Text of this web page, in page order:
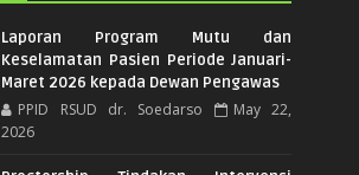
Laporan Program Mutu dan
Keselamatan Pasien Periode Januari-
Maret 2026 kepada Dewan Pengawas
PPID RSUD dr. Soedarso
May 22,
2026